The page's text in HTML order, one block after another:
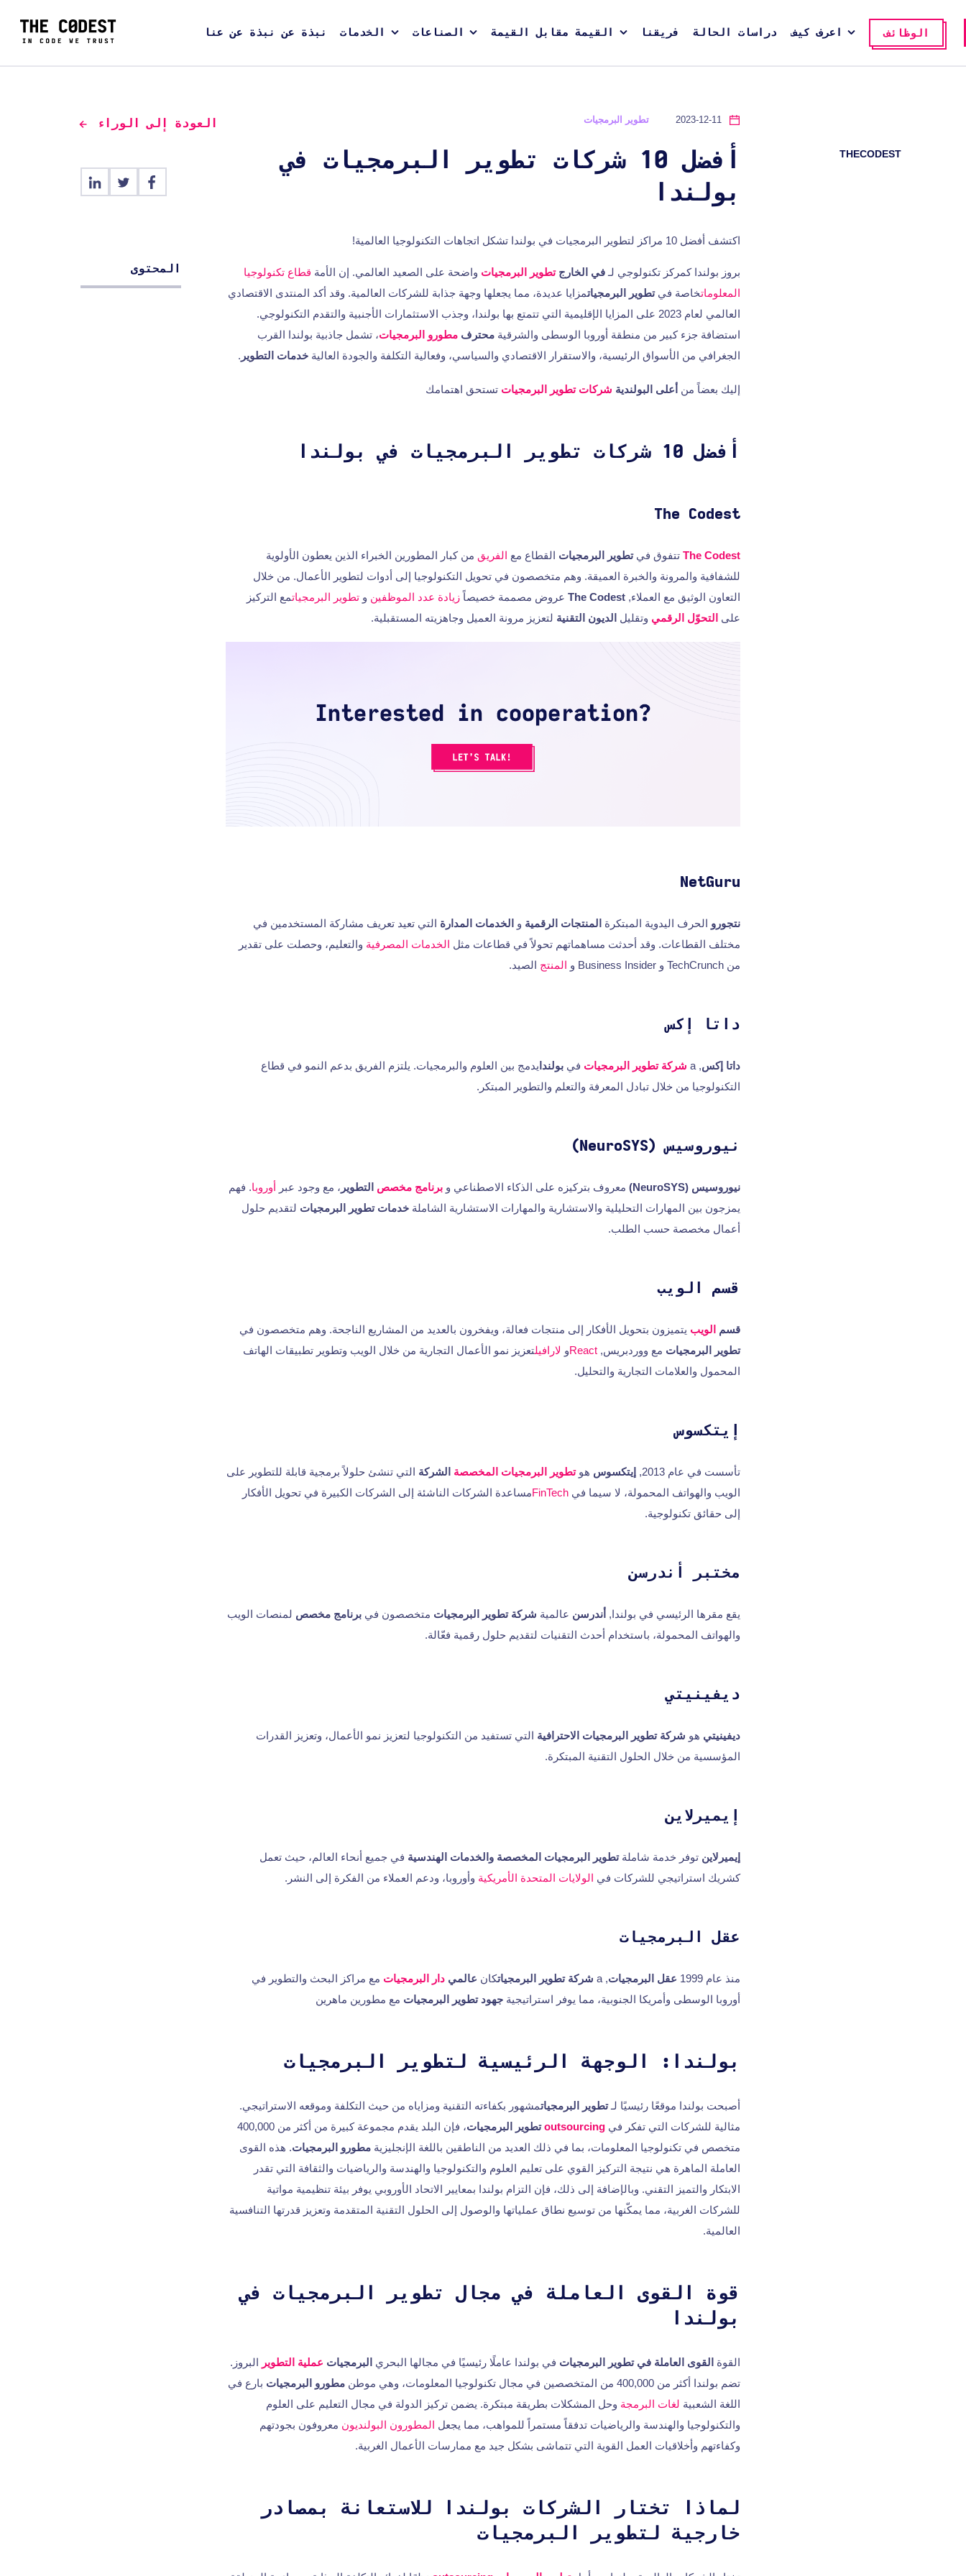
نبذة عن نبذة عن عنا الخدمات الصناعات القيمة مقابل القيمة فريقنا دراسات الحالة اعرف كيف الوظائف
العودة إلى الوراء
المحتوى
2023-12-11 تطوير البرمجيات
أفضل 10 شركات تطوير البرمجيات في
بولندا
THECODEST
اكتشف أفضل 10 مراكز لتطوير البرمجيات في بولندا تشكل اتجاهات التكنولوجيا العالمية!
بروز بولندا كمركز تكنولوجي لـ في الخارجتطوير البرمجيات واضحة على الصعيد العالمي. إن الأمة قطاع تكنولوجيا
المعلوماتخاصة فيتطوير البرمجياتمزايا عديدة، مما يجعلها وجهة جذابة للشركات العالمية. وقد أكد المنتدى الاقتصادي
العالمي لعام 2023 على المزايا الإقليمية التي تتمتع بها بولندا، وجذب الاستثمارات الأجنبية والتقدم التكنولوجي.
استضافة جزء كبير من منطقة أوروبا الوسطى والشرقية محترف مطورو البرمجيات، تشمل جاذبية بولندا القرب
الجغرافي من الأسواق الرئيسية، والاستقرار الاقتصادي والسياسي، وفعالية التكلفة والجودة العالية خدمات التطوير .
إليك بعضاً من أعلى البولندية شركات تطوير البرمجيات تستحق اهتمامك
أفضل 10 شركات تطوير البرمجيات في بولندا
The Codest
The Codestتتفوق فيتطوير البرمجيات القطاع مع الفريق من كبار المطورين الخبراء الذين يعطون الأولوية
للشفافية والمرونة والخبرة العميقة. وهم متخصصون في تحويل التكنولوجيا إلى أدوات لتطوير الأعمال. من خلال
التعاون الوثيق مع العملاء, The Codestعروض مصممة خصيصاً زيادة عدد الموظفين و تطوير البرمجياتمع التركيز
على التحوّل الرقمي وتقليل الديون التقنية لتعزيز مرونة العميل وجاهزيته المستقبلية.
NetGuru
نتجورو الحرف اليدوية المبتكرة المنتجات الرقمية و الخدمات المدارة التي تعيد تعريف مشاركة المستخدمين في
مختلف القطاعات. وقد أحدثت مساهماتهم تحولاً في قطاعات مثل الخدمات المصرفية والتعليم، وحصلت على تقدير
من TechCrunch و Business Insider و
المنتج الصيد.
داتا إكس
داتا إكس, a شركة تطوير البرمجيات في بولندا يدمج بين العلوم والبرمجيات. يلتزم الفريق بدعم النمو في قطاع
التكنولوجيا من خلال تبادل المعرفة والتعلم والتطوير المبتكر.
نيوروسيس (NeuroSYS)
نيوروسيس (NeuroSYS) معروف بتركيزه على الذكاء الاصطناعي و برنامج مخصص التطوير ، مع وجود عبر أوروبا. فهم
يمزجون بين المهارات التحليلية والاستشارية والمهارات الاستشارية الشاملة خدمات تطوير البرمجيات لتقديم حلول
أعمال مخصصة حسب الطلب.
قسم الويب
قسم الويب يتميزون بتحويل الأفكار إلى منتجات فعالة، ويفخرون بالعديد من المشاريع الناجحة. وهم متخصصون في
تطوير البرمجيات مع ووردبريس, Reactو لارافيلتعزيز نمو الأعمال التجارية من خلال الويب وتطوير تطبيقات الهاتف
المحمول والعلامات التجارية والتحليل.
إيتكسوس
تأسست في عام 2013, إيتكسوس هوتطوير البرمجيات المخصصة الشركة التي تنشئ حلولاً برمجية قابلة للتطوير على
الويب والهواتف المحمولة، لا سيما في FinTechمساعدة الشركات الناشئة إلى الشركات الكبيرة في تحويل الأفكار
إلى حقائق تكنولوجية.
مختبر أندرسن
يقع مقرها الرئيسي في بولندا, أندرسن عالمية شركة تطوير البرمجيات متخصصون في برنامج مخصص لمنصات الويب
والهواتف المحمولة، باستخدام أحدث التقنيات لتقديم حلول رقمية فعّالة.
ديفينيتي
ديفينيتي هو شركة تطوير البرمجيات الاحترافية التي تستفيد من التكنولوجيا لتعزيز نمو الأعمال، وتعزيز القدرات
المؤسسية من خلال الحلول التقنية المبتكرة.
إيميرلاين
إيميرلاين توفر خدمة شاملةتطوير البرمجيات المخصصة والخدمات الهندسية في جميع أنحاء العالم، حيث تعمل
كشريك استراتيجي للشركات في الولايات المتحدة الأمريكية وأوروبا، ودعم العملاء من الفكرة إلى النشر.
عقل البرمجيات
منذ عام 1999 عقل البرمجيات, a شركة تطوير البرمجياتكان عالمي دار البرمجيات مع مراكز البحث والتطوير في
أوروبا الوسطى وأمريكا الجنوبية، مما يوفر استراتيجية جهود تطوير البرمجيات مع مطورين ماهرين
بولندا: الوجهة الرئيسية لتطوير البرمجيات
أصبحت بولندا موقعًا رئيسيًا لـتطوير البرمجياتمشهور بكفاءته التقنية ومزاياه من حيث التكلفة وموقعه الاستراتيجي.
مثالية للشركات التي تفكر في outsourcingتطوير البرمجيات
، فإن البلد يقدم مجموعة كبيرة من أكثر من 400,000
متخصص في تكنولوجيا المعلومات، بما في ذلك العديد من الناطقين باللغة الإنجليزية مطورو البرمجيات. هذه القوى
العاملة الماهرة هي نتيجة التركيز القوي على تعليم العلوم والتكنولوجيا والهندسة والرياضيات والثقافة التي تقدر
الابتكار والتميز التقني. وبالإضافة إلى ذلك، فإن التزام بولندا بمعايير الاتحاد الأوروبي يوفر بيئة تنظيمية مواتية
للشركات الغربية، مما يمكّنها من توسيع نطاق عملياتها والوصول إلى الحلول التقنية المتقدمة وتعزيز قدرتها التنافسية
العالمية.
قوة القوى العاملة في مجال تطوير البرمجيات في
بولندا
القوة القوى العاملة في تطوير البرمجيات في بولندا عاملًا رئيسيًا في مجالها البحري البرمجيات عملية التطوير البروز.
تضم بولندا أكثر من 400,000 من المتخصصين في مجال تكنولوجيا المعلومات، وهي موطن
مطورو البرمجيات بارع في
اللغة الشعبية لغات البرمجة وحل المشكلات بطريقة مبتكرة. يضمن تركيز الدولة في مجال التعليم على العلوم
والتكنولوجيا والهندسة والرياضيات تدفقاً مستمراً للمواهب، مما يجعل المطورون البولنديون معروفون بجودتهم
وكفاءتهم وأخلاقيات العمل القوية التي تتماشى بشكل جيد مع ممارسات الأعمال الغربية.
لماذا تختار الشركات بولندا للاستعانة بمصادر
خارجية لتطوير البرمجيات